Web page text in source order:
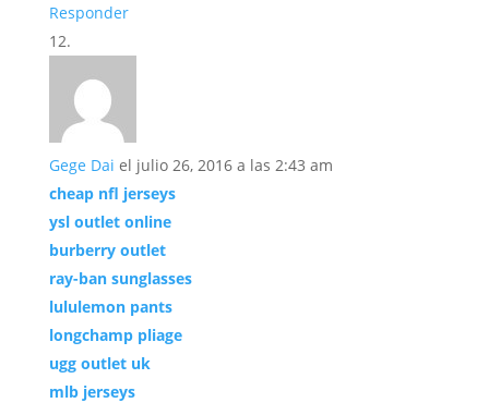
Responder
Gege Dai el julio 26, 2016 a las 2:43 am
cheap nfl jerseys
ysl outlet online
burberry outlet
ray-ban sunglasses
lululemon pants
longchamp pliage
ugg outlet uk
mlb jerseys